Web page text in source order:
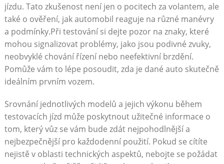
jízdu. Tato zkušenost není jen o pocitech za volantem, ale
také o ověření, jak automobil reaguje na různé manévry
a podmínky.Při testování si dejte pozor na znaky, které
mohou signalizovat problémy, jako jsou podivné zvuky,
neobvyklé chování řízení nebo neefektivní brzdění.
Pomůže vám to lépe posoudit, zda je dané auto skutečně
ideálním prvním vozem.
Srovnání jednotlivých modelů a jejich výkonu během
testovacích jízd může poskytnout užitečné informace o
tom, který vůz se vám bude zdát nejpohodlnější a
nejbezpečnější pro každodenní použití. Pokud se cítíte
nejistě v oblasti technických aspektů, nebojte se požádat